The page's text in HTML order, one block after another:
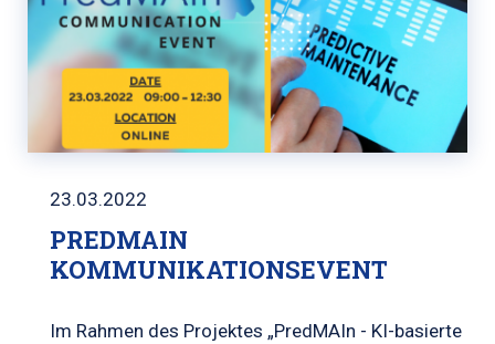
23.03.2022
PREDMAIN
KOMMUNIKATIONSEVENT
Im Rahmen des Projektes „PredMAIn - KI-basierte